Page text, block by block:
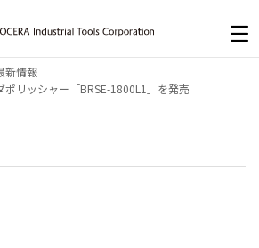
新情報
リッシャー「BRSE-1800L1」を発売